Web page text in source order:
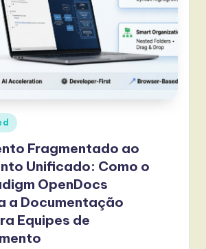
Fragmentado ao
Unificado: Como o
OpenDocs
a Documentação
Equipes de